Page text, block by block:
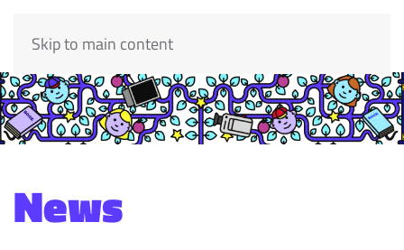
Skip to main content
News